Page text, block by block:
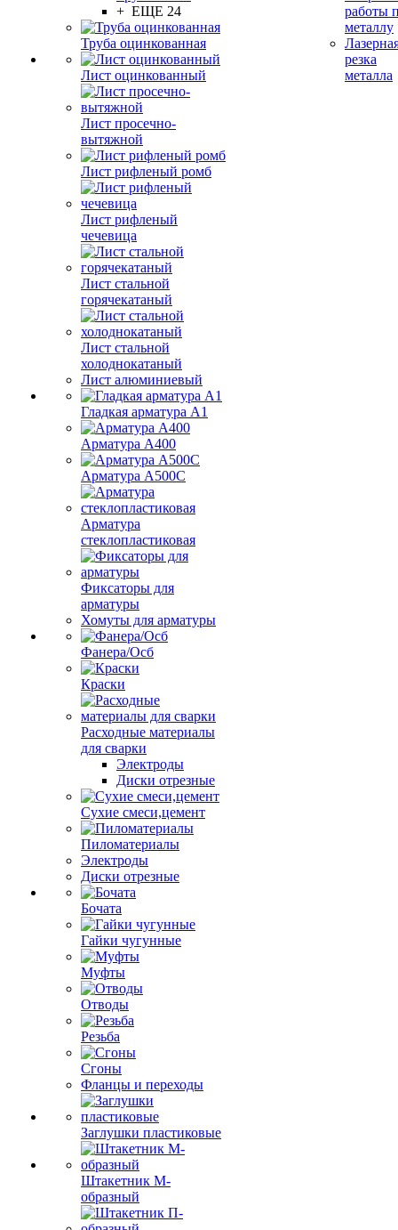
+ ЕЩЕ 24
Труба оцинкованная
Лист оцинкованный
Лист просечно-
вытяжной
Лист рифленый ромб
Лист рифленый
чечевица
Лист стальной
горячекатаный
Лист стальной
холоднокатаный
Лист алюминиевый
Гладкая арматура А1
Арматура А400
Арматура A500C
Арматура
стеклопластиковая
Фиксаторы для
арматуры
Хомуты для арматуры
Фанера/Осб
Краски
Расходные материалы
для сварки
Электроды
Диски отрезные
Сухие смеси,цемент
Пиломатериалы
Электроды
Диски отрезные
Бочата
Гайки чугунные
Муфты
Отводы
Резьба
Сгоны
Фланцы и переходы
Заглушки пластиковые
Штакетник М-
образный
работы
металлу
резка
металла